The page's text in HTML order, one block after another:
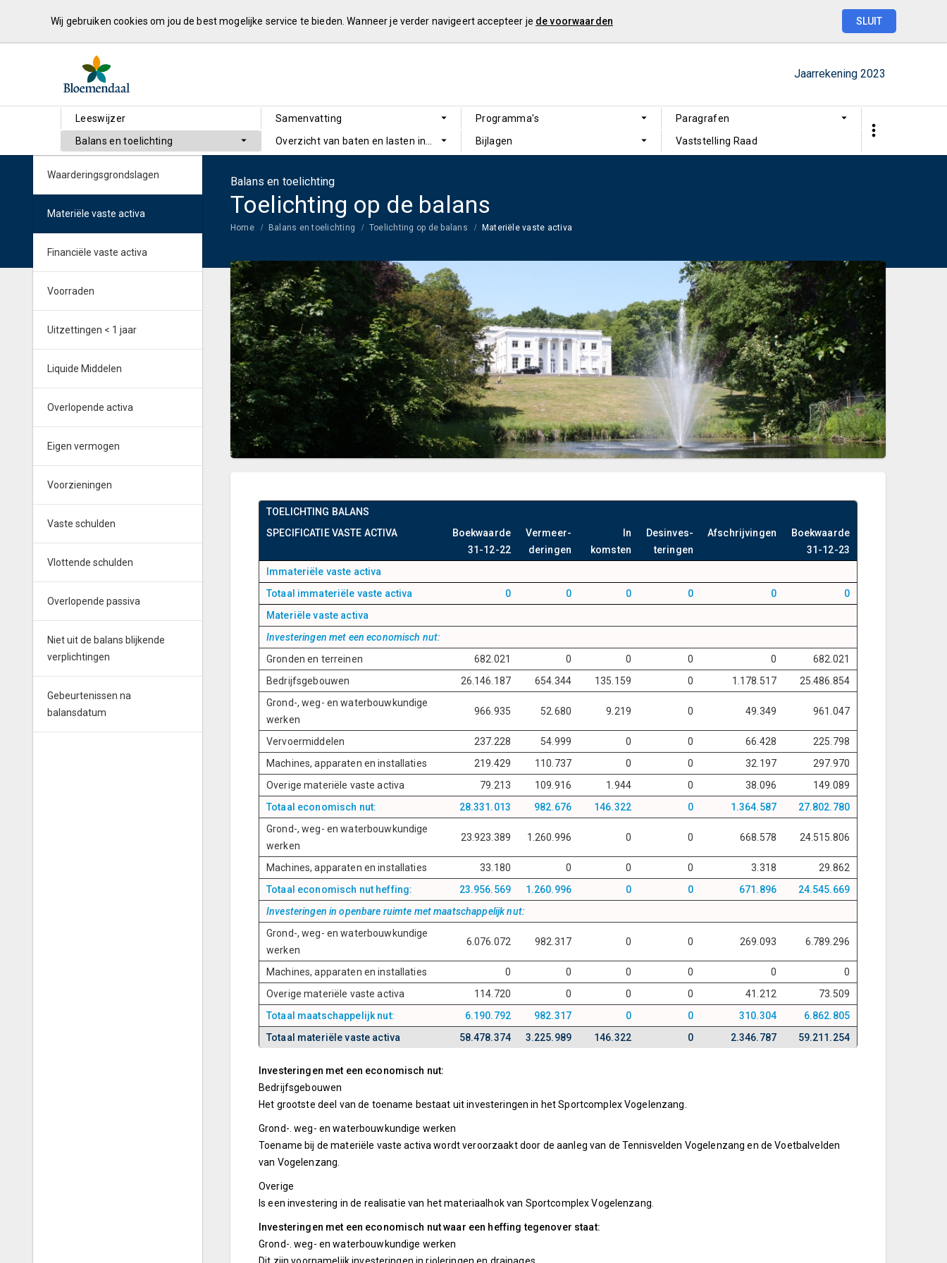
Wij gebruiken cookies om jou de best mogelijke service te bieden. Wanneer je verder navigeert accepteer je de voorwaarden SLUIT
Jaarrekening 2023
Leeswijzer Samenvatting Programma's
Paragrafen
Balans en toelichting
Overzicht van baten en lasten in de jaarrekening en de toelichting
Bijlagen Vaststelling Raad
Balans en toelichting
Toelichting op de balans
Home Balans en toelichting Toelichting op de balans Materiële vaste activa
Waarderingsgrondslagen
Materiële vaste activa
Financiële vaste activa
Voorraden
Uitzettingen < 1 jaar
Liquide Middelen
Overlopende activa
Eigen vermogen
Voorzieningen
Vaste schulden
Vlottende schulden
Overlopende passiva
Niet uit de balans blijkende
verplichtingen
Gebeurtenissen na
balansdatum
TOELICHTING BALANS
SPECIFICATIE VASTE ACTIVA
Boekwaarde
31-12-22
Vermeer-
deringen
In
komsten
Desinves-
teringen
Afschrijvingen
Boekwaarde
31-12-23
Immateriële vaste activa
Totaal immateriële vaste activa
0 0 0 0 0
0
Materiële vaste activa
Investeringen met een economisch nut:
Gronden en terreinen
682.021 0 0 0 0
682.021
Bedrijfsgebouwen
26.146.187 654.344 135.159 0 1.178.517
25.486.854
Grond-, weg- en waterbouwkundige
werken
966.935 52.680 9.219 0 49.349 961.047
Vervoermiddelen 237.228 54.999 0 0 66.428
225.798
Machines, apparaten en installaties
219.429 110.737 0 0 32.197
297.970
Overige materiële vaste activa
79.213 109.916 1.944 0 38.096
149.089
Totaal economisch nut:
28.331.013 982.676 146.322 0 1.364.587
27.802.780
Grond-, weg- en waterbouwkundige
werken
23.923.389 1.260.996 0 0 668.578 24.515.806
Machines, apparaten en installaties 33.180 0 0 0 3.318
29.862
Totaal economisch nut heffing:
23.956.569 1.260.996 0 0 671.896
24.545.669
Investeringen in openbare ruimte met maatschappelijk nut:
Grond-, weg- en waterbouwkundige
werken
6.076.072 982.317 0 0 269.093 6.789.296
Machines, apparaten en installaties 0 0 0 0 0
0
Overige materiële vaste activa
114.720 0 0 0 41.212
73.509
Totaal maatschappelijk nut:
6.190.792 982.317 0 0 310.304
6.862.805
Totaal materiële vaste activa
58.478.374 3.225.989 146.322 0 2.346.787 59.211.254
Investeringen met een economisch nut:
Bedrijfsgebouwen
Het grootste deel van de toename bestaat uit investeringen in het Sportcomplex Vogelenzang.
Grond-. weg- en waterbouwkundige werken
Toename bij de materiële vaste activa wordt veroorzaakt door de aanleg van de Tennisvelden Vogelenzang en de Voetbalvelden
van Vogelenzang.
Overige
Is een investering in de realisatie van het materiaalhok van Sportcomplex Vogelenzang.
Investeringen met een economisch nut waar een heffing tegenover staat:
Grond-. weg- en waterbouwkundige werken